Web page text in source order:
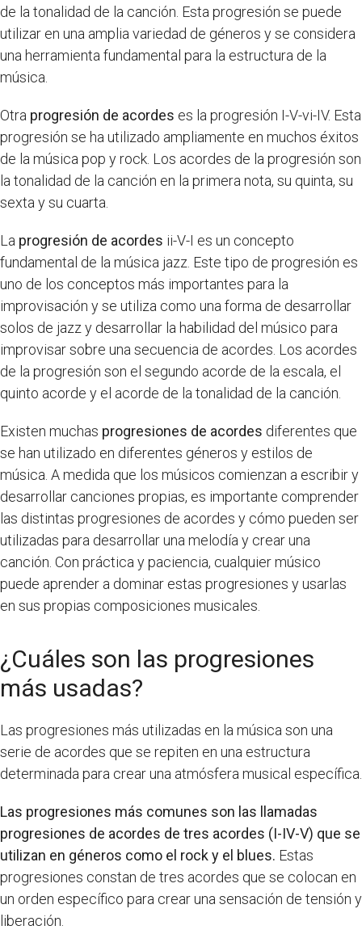
de la tonalidad de la canción. Esta progresión se puede
utilizar en una amplia variedad de géneros y se considera
una herramienta fundamental para la estructura de la
música.
Otra progresión de acordes es la progresión I-V-vi-IV. Esta
progresión se ha utilizado ampliamente en muchos éxitos
de la música pop y rock. Los acordes de la progresión son
la tonalidad de la canción en la primera nota, su quinta, su
sexta y su cuarta.
La progresión de acordes ii-V-I es un concepto
fundamental de la música jazz. Este tipo de progresión es
uno de los conceptos más importantes para la
improvisación y se utiliza como una forma de desarrollar
solos de jazz y desarrollar la habilidad del músico para
improvisar sobre una secuencia de acordes. Los acordes
de la progresión son el segundo acorde de la escala, el
quinto acorde y el acorde de la tonalidad de la canción.
Existen muchas progresiones de acordes diferentes que
se han utilizado en diferentes géneros y estilos de
música. A medida que los músicos comienzan a escribir y
desarrollar canciones propias, es importante comprender
las distintas progresiones de acordes y cómo pueden ser
utilizadas para desarrollar una melodía y crear una
canción. Con práctica y paciencia, cualquier músico
puede aprender a dominar estas progresiones y usarlas
en sus propias composiciones musicales.
¿Cuáles son las progresiones
más usadas?
Las progresiones más utilizadas en la música son una
serie de acordes que se repiten en una estructura
determinada para crear una atmósfera musical específica.
Las progresiones más comunes son las llamadas
progresiones de acordes de tres acordes (I-IV-V) que se
utilizan en géneros como el rock y el blues. Estas
progresiones constan de tres acordes que se colocan en
un orden específico para crear una sensación de tensión y
liberación.